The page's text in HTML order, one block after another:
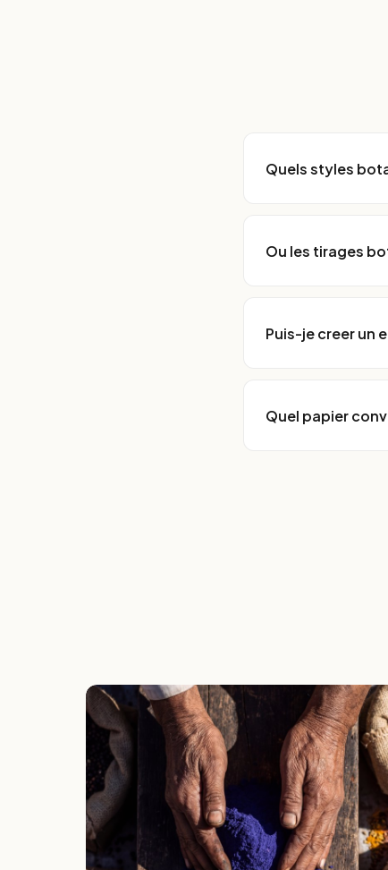
Quels styles
Ou les tirages
Puis-je creer un
Quel papier